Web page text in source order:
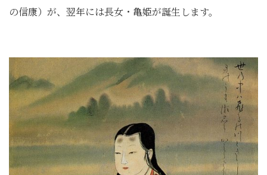
の信康）が、翌年には長女・亀姫が誕生します。